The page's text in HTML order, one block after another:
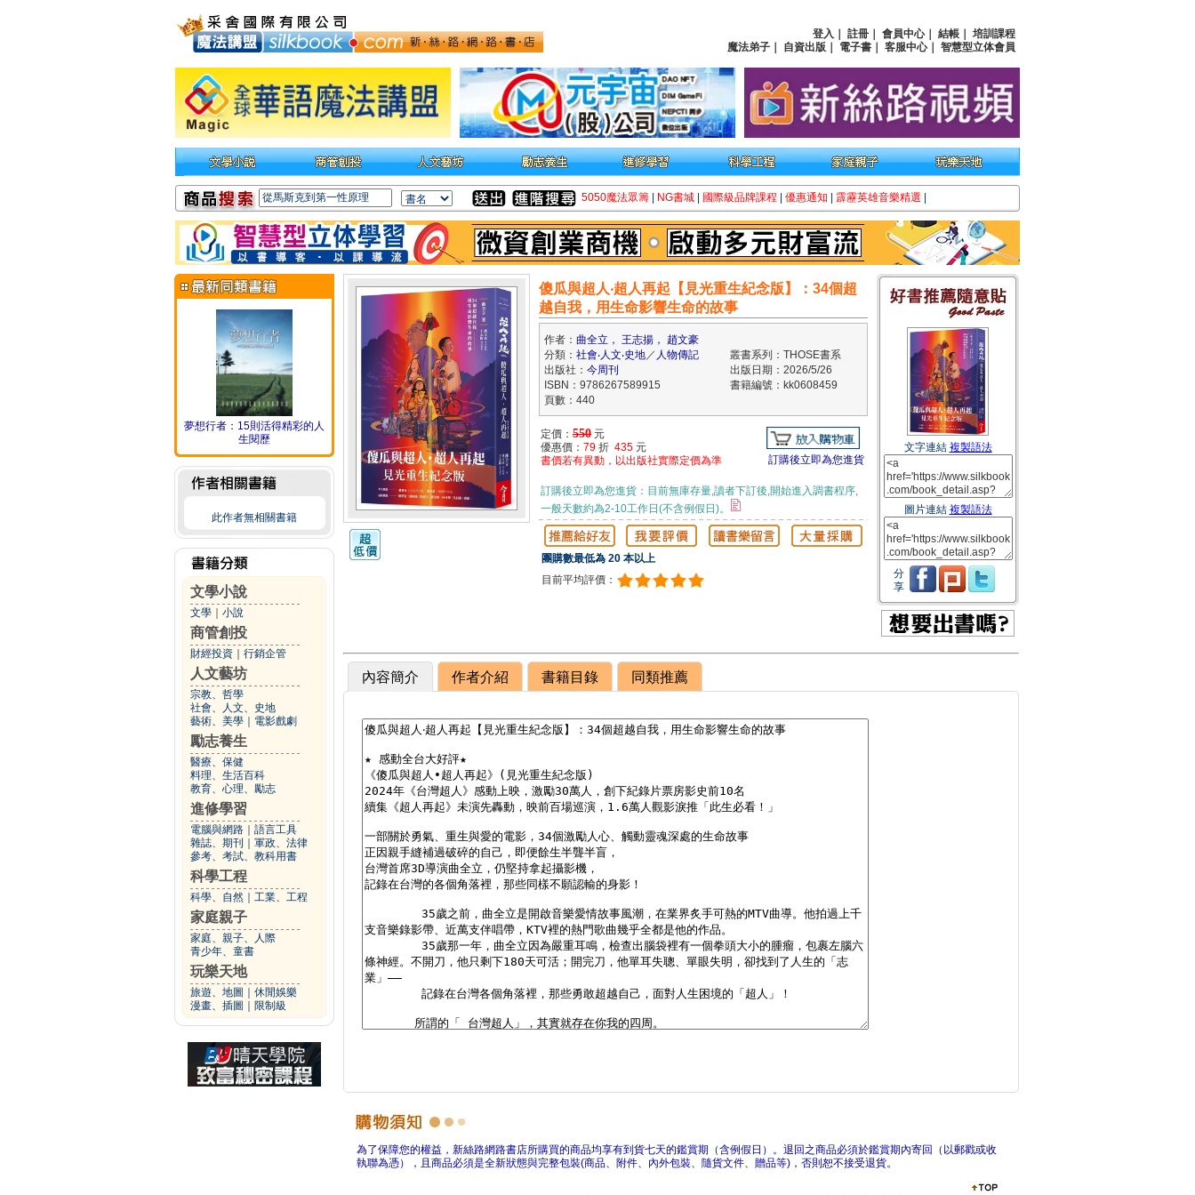
登入 註冊 會員中心｜ 結帳
培訓課程
魔法弟子
自資出版 電子書 客服中心｜ 智慧型立体會員
5050魔法眾籌 NG書城 國際級品牌課程 優惠通知 霹靂英雄音樂精選
夢想行者：15則活得精彩的人
生閱歷
此作者無相關書籍
文學小說
文學 小說
商管創投
財經投資 行銷企管
人文藝坊
宗教、哲學
社會、人文、史地
藝術、美學
電影戲劇
勵志養生
醫療、保健
料理、生活百科
教育、心理、勵志
進修學習
電腦與網路
語言工具
雜誌、期刊
軍政、法律
參考、考試、教科用書
科學工程
科學、自然 工業、工程
家庭親子
家庭、親子、人際
青少年、童書
玩樂天地
旅遊、地圖
休閒娛樂
漫畫、插圖
限制級
傻瓜與超人‧超人再起【見光重生紀念版】：34個超
越自我，用生命影響生命的故事
作者： 曲全立， 王志揚， 趙文豪
分類： 社會‧人文‧史地／ 人物傳記
叢書系列：THOSE書系
出版社： 今周刊
出版日期：2026/5/26
ISBN：9786267589915
書籍編號：kk0608459
頁數：440
定價： 550 元
優惠價： 79 折 435 元
書價若有異動，以出版社實際定價為準
訂購後立即為您進貨
訂購後立即為您進貨：目前無庫存量,讀者下訂後,開始進入調書程序,
一般天數約為2-10工作日(不含例假日)。
團購數最低為 20 本以上
目前平均評價：
文字連結 複製語法
圖片連結 複製語法
分
享
內容簡介 作者介紹 書籍目錄 同類推薦
為了保障您的權益，新絲路網路書店所購買的商品均享有到貨七天的鑑賞期（含例假日）。退回之商品必須於鑑賞期內寄回（以郵戳或收
執聯為憑），且商品必須是全新狀態與完整包裝(商品、附件、內外包裝、隨貨文件、贈品等)，否則恕不接受退貨。